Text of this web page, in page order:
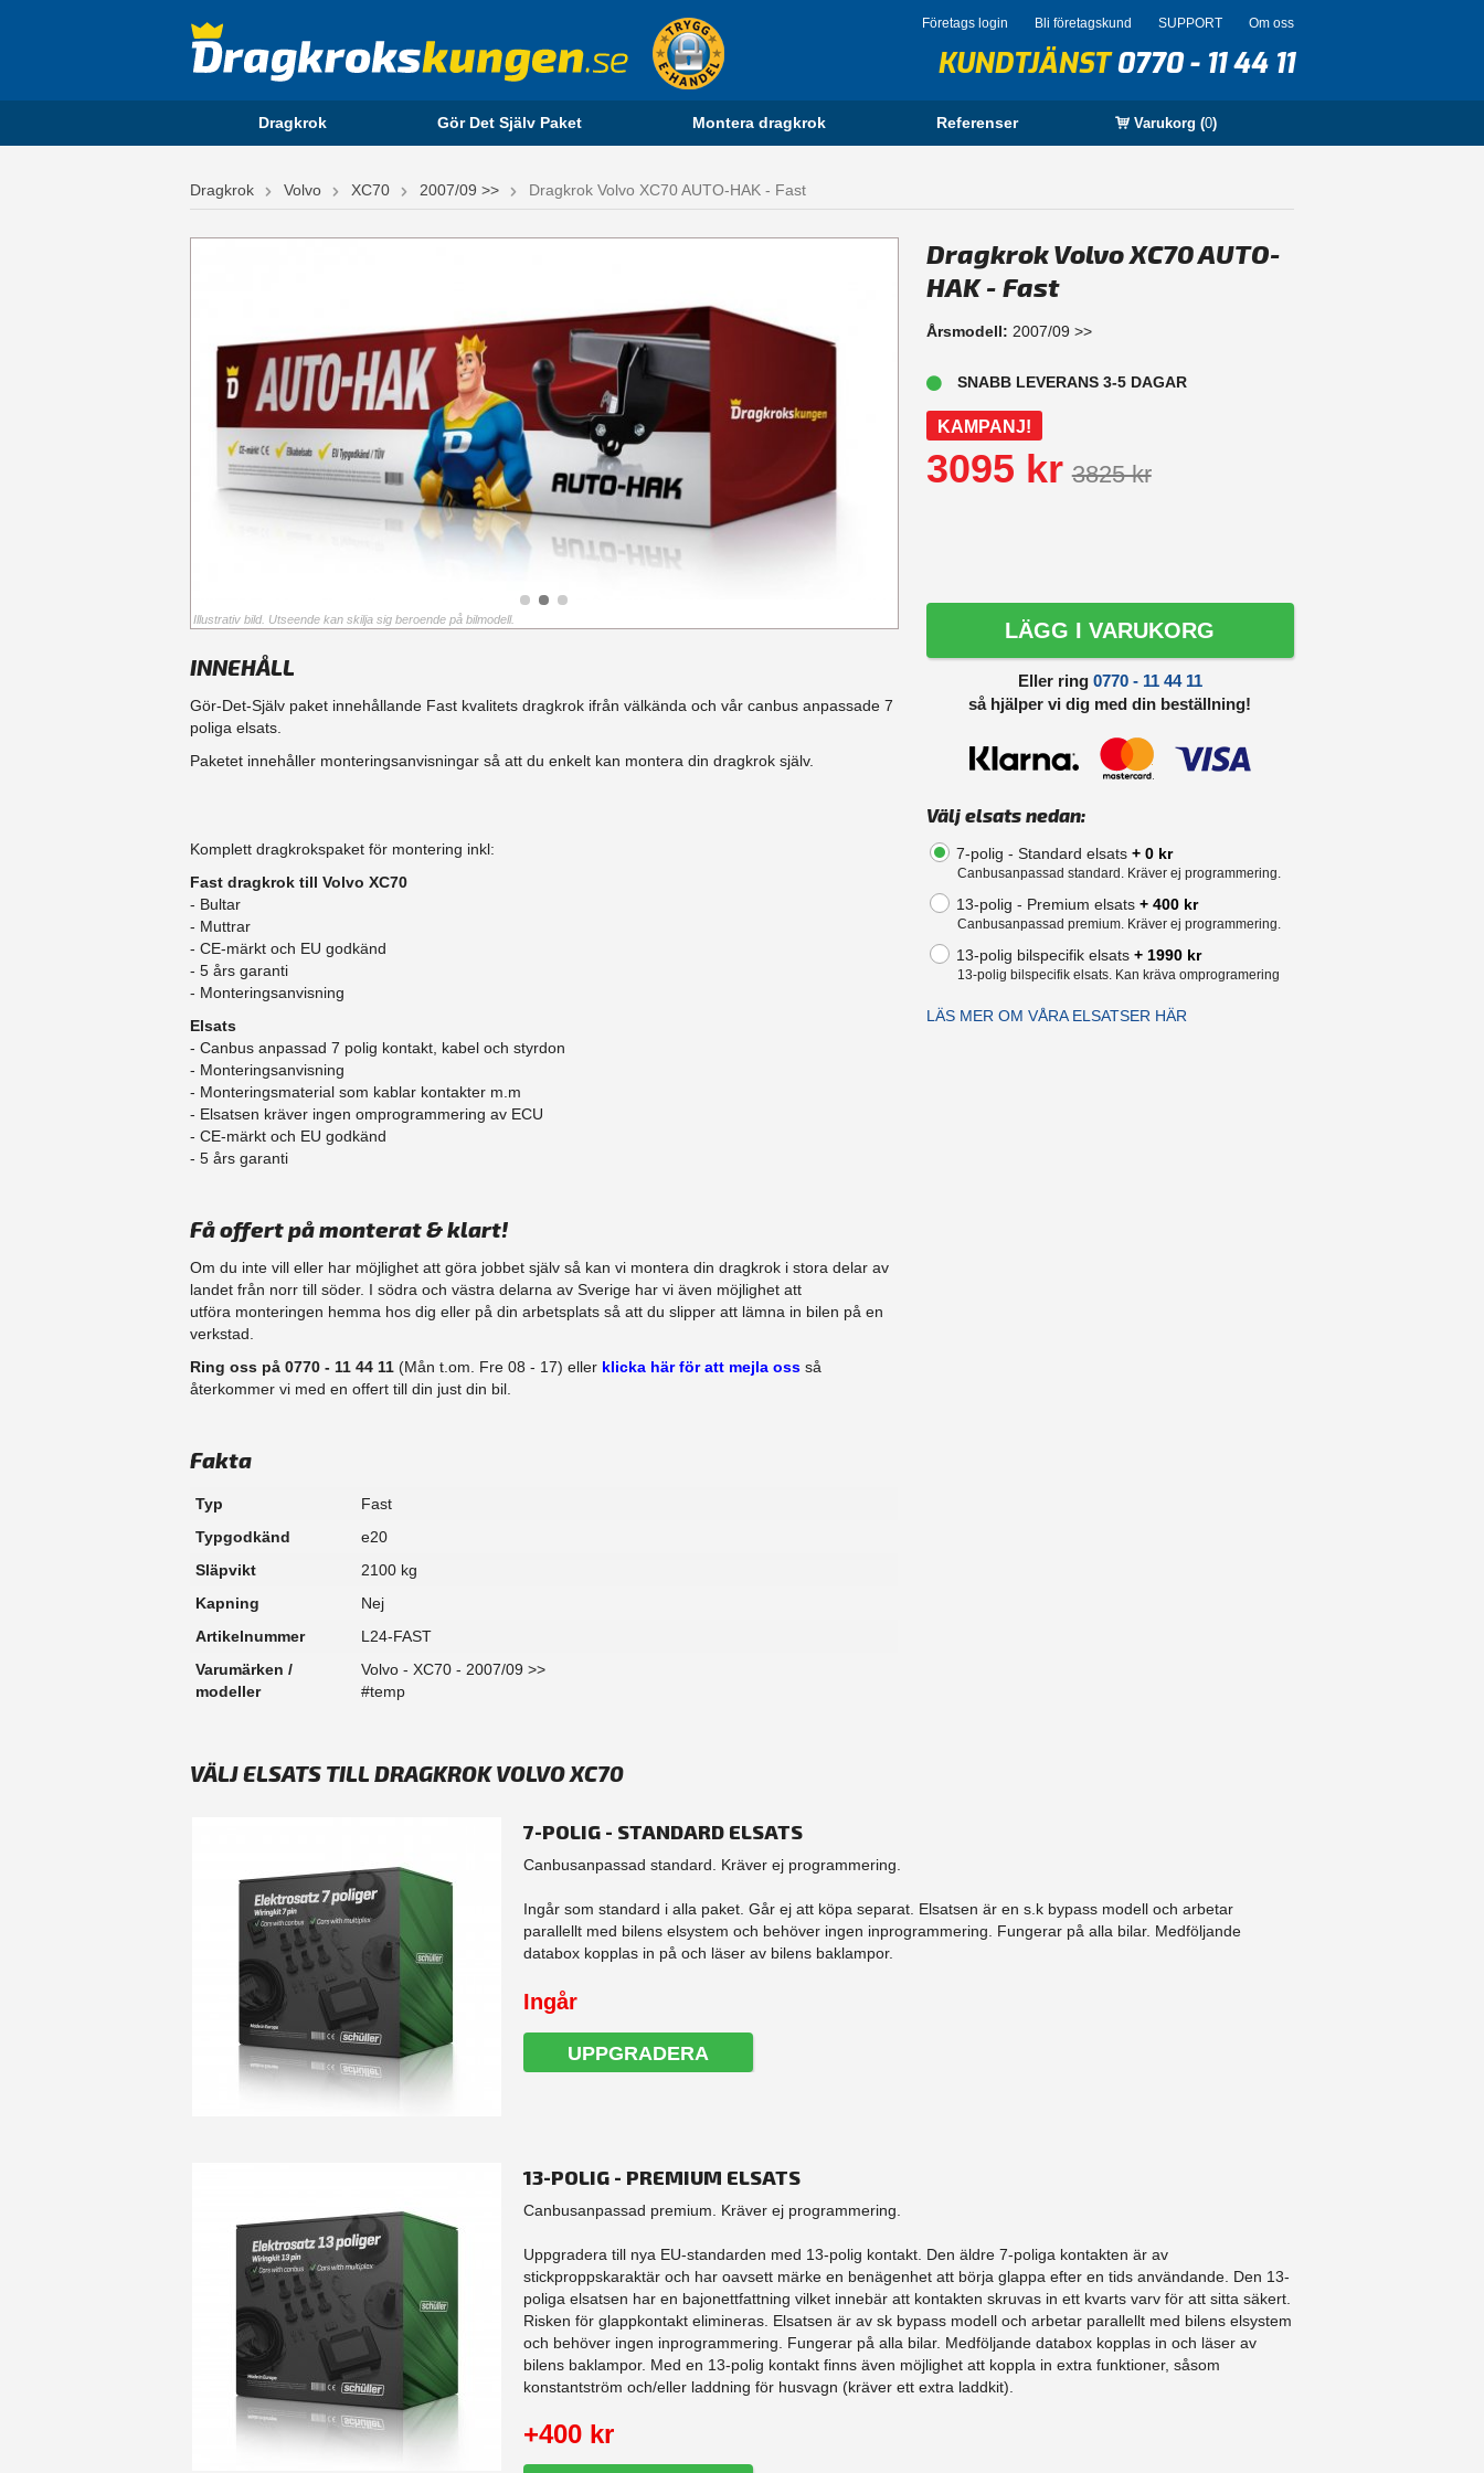
Företags login Bli företagskund SUPPORT Om oss
KUNDTJÄNST0770 - 11 44 11
Dragkrok Gör Det Själv Paket Montera dragkrok Referenser Varukorg (0)
Dragkrok Volvo XC70 2007/09 >> Dragkrok Volvo XC70 AUTO-HAK - Fast
Illustrativ bild. Utseende kan skilja sig beroende på bilmodell.
INNEHÅLL
Gör-Det-Själv paket innehållande Fast kvalitets dragkrok ifrån välkända och vår canbus anpassade 7
poliga elsats.
Paketet innehåller monteringsanvisningar så att du enkelt kan montera din dragkrok själv.
Komplett dragkrokspaket för montering inkl:
Fast dragkrok till Volvo XC70
- Bultar
- Muttrar
- CE-märkt och EU godkänd
​- 5 års garanti
- Monteringsanvisning
Elsats
- Canbus anpassad 7 polig kontakt, kabel och styrdon
- Monteringsanvisning
- Monteringsmaterial som kablar kontakter m.m
- Elsatsen kräver ingen omprogrammering av ECU
- CE-märkt och EU godkänd
​- 5 års garanti
Få offert på monterat & klart!
Om du inte vill eller har möjlighet att göra jobbet själv så kan vi montera din dragkrok i stora delar av
landet från norr till söder. I södra och västra delarna av Sverige har vi även möjlighet att
​utföra monteringen hemma hos dig eller på din arbetsplats så att du slipper att lämna in bilen på en
verkstad.
Ring oss på 0770 - 11 44 11 (Mån t.om. Fre 08 - 17) eller klicka här för att mejla oss så
återkommer vi med en offert till din just din bil.
Fakta
Typ
Fast
Typgodkänd
e20
Släpvikt
2100 kg
Kapning
Nej
Artikelnummer
L24-FAST
Varumärken /
modeller
Volvo - XC70 - 2007/09 >>
#temp
Dragkrok Volvo XC70 AUTO-
HAK - Fast
Årsmodell: 2007/09 >>
SNABB LEVERANS 3-5 DAGAR
KAMPANJ!
3095 kr 3825 kr
LÄGG I VARUKORG
Eller ring 0770 - 11 44 11
så hjälper vi dig med din beställning!
Välj elsats nedan:
7-polig - Standard elsats + 0 kr
Canbusanpassad standard. Kräver ej programmering.
13-polig - Premium elsats + 400 kr
Canbusanpassad premium. Kräver ej programmering.
13-polig bilspecifik elsats + 1990 kr
13-polig bilspecifik elsats. Kan kräva omprogramering
LÄS MER OM VÅRA ELSATSER HÄR
VÄLJ ELSATS TILL DRAGKROK VOLVO XC70
7-POLIG - STANDARD ELSATS
Canbusanpassad standard. Kräver ej programmering.
Ingår som standard i alla paket. Går ej att köpa separat. Elsatsen är en s.k bypass modell och arbetar
parallellt med bilens elsystem och behöver ingen inprogrammering. Fungerar på alla bilar. Medföljande
databox kopplas in på och läser av bilens baklampor.
Ingår
UPPGRADERA
13-POLIG - PREMIUM ELSATS
Canbusanpassad premium. Kräver ej programmering.
Uppgradera till nya EU-standarden med 13-polig kontakt. Den äldre 7-poliga kontakten är av
stickproppskaraktär och har oavsett märke en benägenhet att börja glappa efter en tids användande. Den 13-
poliga elsatsen har en bajonettfattning vilket innebär att kontakten skruvas in ett kvarts varv för att sitta säkert.
Risken för glappkontakt elimineras. Elsatsen är av sk bypass modell och arbetar parallellt med bilens elsystem
och behöver ingen inprogrammering. Fungerar på alla bilar. Medföljande databox kopplas in och läser av
bilens baklampor. Med en 13-polig kontakt finns även möjlighet att koppla in extra funktioner, såsom
konstantström och/eller laddning för husvagn (kräver ett extra laddkit).
+400 kr